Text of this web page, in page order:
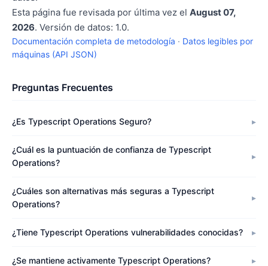
Esta página fue revisada por última vez el August 07,
2026. Versión de datos: 1.0.
Documentación completa de metodología · Datos legibles por
máquinas (API JSON)
Preguntas Frecuentes
¿Es Typescript Operations Seguro?
¿Cuál es la puntuación de confianza de Typescript
Operations?
¿Cuáles son alternativas más seguras a Typescript
Operations?
¿Tiene Typescript Operations vulnerabilidades conocidas?
¿Se mantiene activamente Typescript Operations?